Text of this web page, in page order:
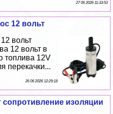
27 06 2026 11:33:53
12 вольт
вольт
12 вольт в
топлива 12V
перекачки...
26 06 2026 12:29:18
изоляции